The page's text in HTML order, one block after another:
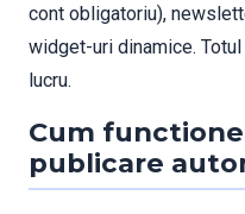
cont obligatoriu),
widget-uri dinamice.
lucru.
Cum
publicare